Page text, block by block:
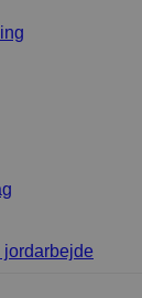
jordarbejde